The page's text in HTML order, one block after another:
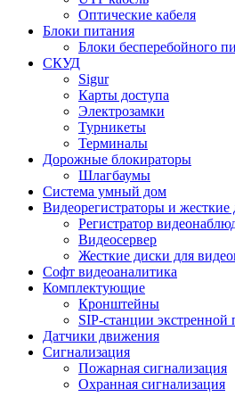
Оптические кабеля
Блоки питания
Блоки бесперебойного
СКУД
Sigur
Карты доступа
Электрозамки
Турникеты
Терминалы
Дорожные блокираторы
Шлагбаумы
Cистема умный дом
Видеорегистраторы и жесткие
Регистратор
Видеосервер
Жесткие диски для
Софт видеоаналитика
Комплектующие
Кронштейны
SIP-станции
Датчики движения
Сигнализация
Пожарная сигнализация
Охранная сигнализация